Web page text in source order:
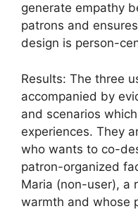
generate empathy
patrons and
design is person-
Results: The three
accompanied by
and scenarios
experiences. They
who wants to co-
patron-organized
Maria (non-user), a
warmth and whose